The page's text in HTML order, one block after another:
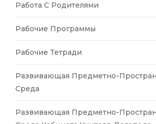
Работа С Родителями
Рабочие Программы
Рабочие Тетради
Развивающая Предметно-
Среда
Развивающая Предметно-